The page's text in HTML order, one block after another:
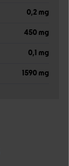
0,2 mg
450 mg
0,1 mg
1590 mg